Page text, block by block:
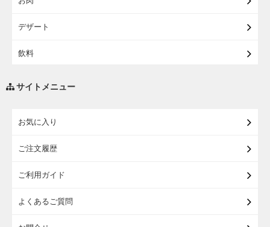
デザート
飲料
サイトメニュー
お気に入り
ご注文履歴
ご利用ガイド
よくあるご質問